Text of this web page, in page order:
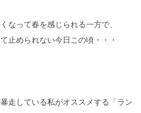
なって春を感じられる一方で、
止められない今日この頃・・・
走している私がオススメする「ラン